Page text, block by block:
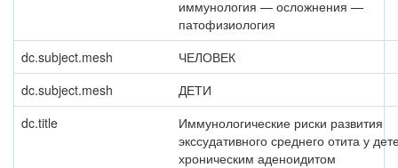
иммунология — осложнения —
патофизиология
dc.subject.mesh
ЧЕЛОВЕК
dc.subject.mesh
ДЕТИ
dc.title
Иммунологические риски развития
экссудативного среднего отита у
хроническим аденоидитом